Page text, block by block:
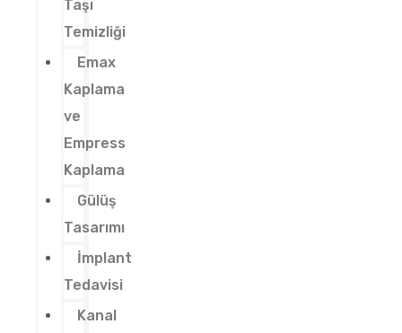
Taşı
Temizliği
Emax
Kaplama
ve
Empress
Kaplama
Gülüş
Tasarımı
İmplant
Tedavisi
Kanal